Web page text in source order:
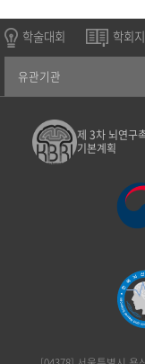
학술대회 학회지
유관기관
제 3차 뇌연구
기본계획